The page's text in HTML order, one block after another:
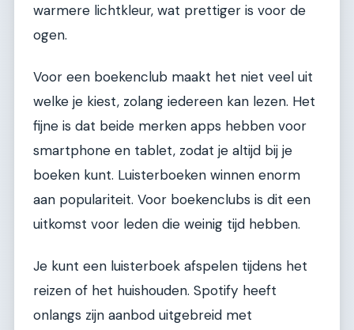
warmere lichtkleur, wat prettiger is voor de
ogen.
Voor een boekenclub maakt het niet veel uit
welke je kiest, zolang iedereen kan lezen. Het
fijne is dat beide merken apps hebben voor
smartphone en tablet, zodat je altijd bij je
boeken kunt. Luisterboeken winnen enorm
aan populariteit. Voor boekenclubs is dit een
uitkomst voor leden die weinig tijd hebben.
Je kunt een luisterboek afspelen tijdens het
reizen of het huishouden. Spotify heeft
onlangs zijn aanbod uitgebreid met